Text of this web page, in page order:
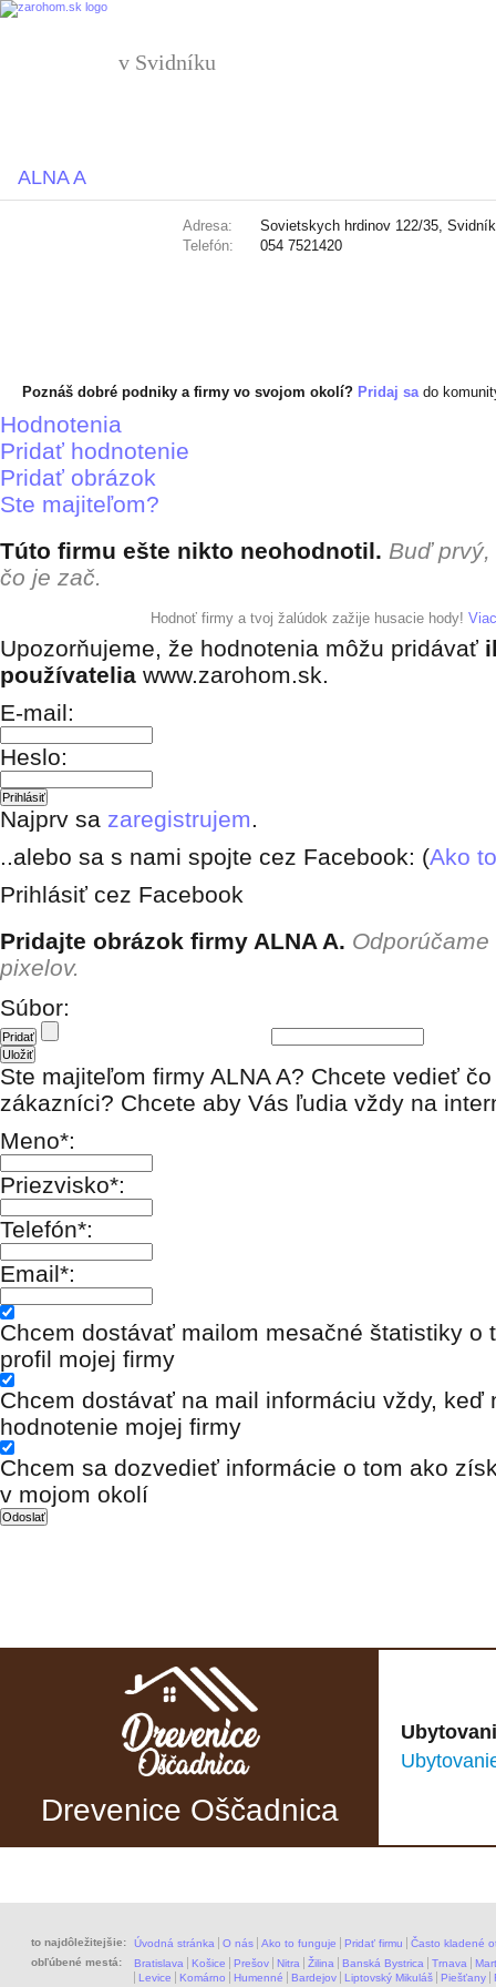
v Svidníku
ALNA A
Adresa:
Sovietskych hrdinov 122/35,
Telefón:
054 7521420
Poznáš dobré podniky a firmy vo svojom okolí? Pridaj sado
Hodnotenia
Pridať hodnotenie
Pridať obrázok
Ste majiteľom?
Túto firmu ešte nikto neohodnotil. Buď
čo je zač.
Hodnoť firmy a tvoj žalúdok zažije husacie hody! Viac
Upozorňujeme, že hodnotenia môžu pridávať
používatelia www.zarohom.sk.
E-mail:
Heslo:
Najprv sa zaregistrujem.
..alebo sa s nami spojte cez Facebook: (Ako
Prihlásiť cez Facebook
Pridajte obrázok firmy ALNA A.
pixelov.
Súbor:
Ste majiteľom firmy ALNA A? Chcete vedieť
zákazníci? Chcete aby Vás ľudia vždy na
Meno*:
Priezvisko*:
Telefón*:
Email*:
Chcem dostávať mailom mesačné štatistiky o
profil mojej firmy
Chcem dostávať na mail informáciu vždy, keď
hodnotenie mojej firmy
Chcem sa dozvedieť informácie o tom ako
v mojom okolí
Drevenice Oščadnica
to najdôležitejšie: Úvodná stránka O nás Ako to funguje Pridať firmu
Často kladené
obľúbené mestá:
Bratislava Košice Prešov Nitra Žilina Banská Bystrica Trnava
Levice
Komárno Humenné Bardejov Liptovský Mikuláš Piešťany